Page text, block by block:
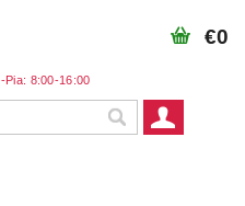
€0